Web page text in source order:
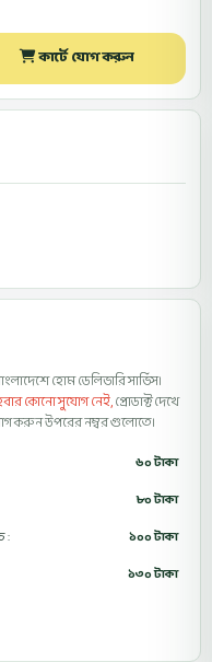
কার্টে যোগ করুন
হোম ডেলিভারি সার্ভিস।
কোনো সুযোগ নেই,প্রোডাক্ট দেখে
করুন উপরের নম্বর গুলোতে।
৬০ টাকা
৮০ টাকা
:
১০০ টাকা
১৩০ টাকা